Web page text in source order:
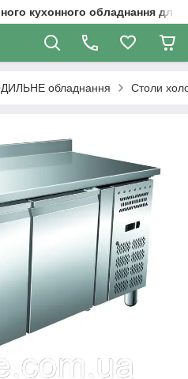
кухонного обладнання
обладнання Столи